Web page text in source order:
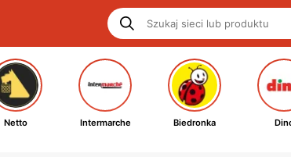
Netto Intermarche Biedronka